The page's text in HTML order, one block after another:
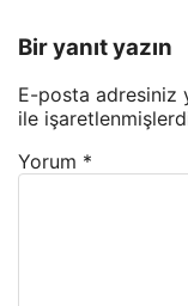
Bir yanıt yazın
E-posta adresiniz
ile
Yorum *